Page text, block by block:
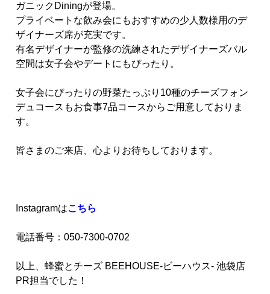
ガニックDiningが登場。
プライベートな飲み会にもおすすめの少人数様用のデ
ザイナーズ席が充実です。
有名デザイナーが監修の洗練されたデザイナーズバル
空間は女子会やデートにもぴったり。
女子会にぴったりの野菜たっぷり10種のチーズフォン
デュコースもお食事7品コースからご用意しておりま
す。
皆さまのご来店、心よりお待ちしております。
Instagramはこちら
電話番号：050-7300-0702
以上、蜂蜜とチーズ BEEHOUSE-ビーハウス- 池袋店
PR担当でした！